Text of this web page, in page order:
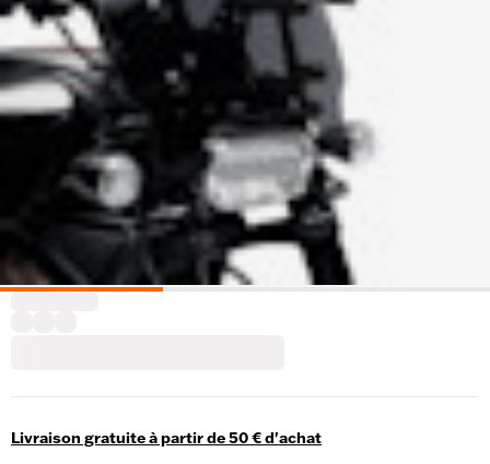
Livraison gratuite à partir de 50 € d'achat